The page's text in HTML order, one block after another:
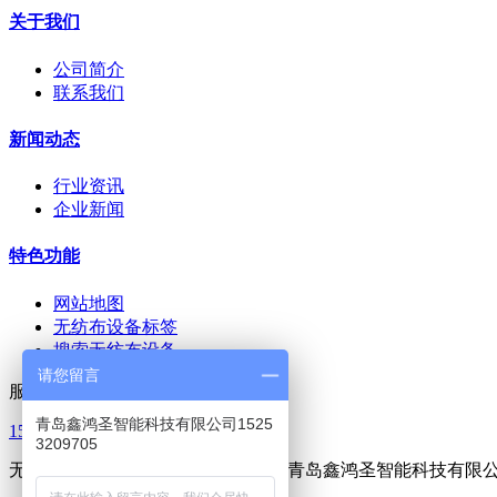
关于我们
公司简介
联系我们
新闻动态
行业资讯
企业新闻
特色功能
网站地图
无纺布设备标签
搜索无纺布设备
服务热线
15253209705
无胶棉设备|喷胶棉设备|无纺布设备-青岛鑫鸿圣智能科技有限
请您留言
青岛鑫鸿圣智能科技有限公司1525
3209705